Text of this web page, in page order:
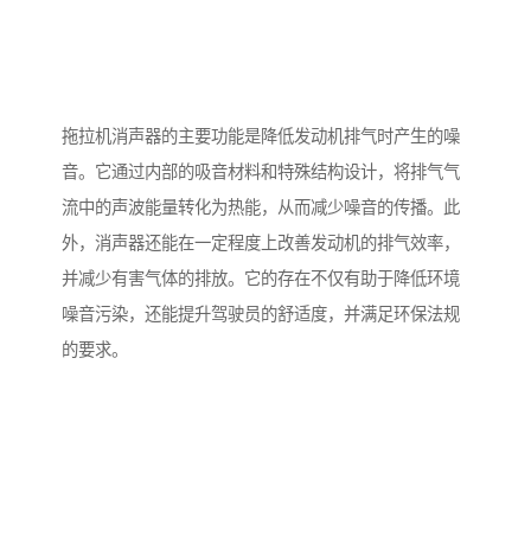
拖拉机消声器的主要功能是降低发动机排气时产生的噪
音。它通过内部的吸音材料和特殊结构设计，将排气气
流中的声波能量转化为热能，从而减少噪音的传播。此
外，消声器还能在一定程度上改善发动机的排气效率，
并减少有害气体的排放。它的存在不仅有助于降低环境
噪音污染，还能提升驾驶员的舒适度，并满足环保法规
的要求。